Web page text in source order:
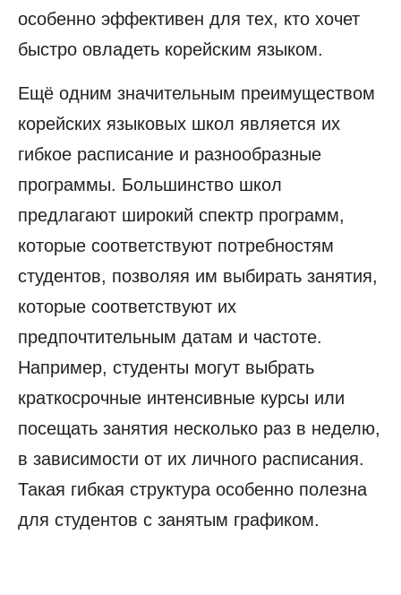
особенно эффективен для тех, кто хочет
быстро овладеть корейским языком.
Ещё одним значительным преимуществом
корейских языковых школ является их
гибкое расписание и разнообразные
программы. Большинство школ
предлагают широкий спектр программ,
которые соответствуют потребностям
студентов, позволяя им выбирать занятия,
которые соответствуют их
предпочтительным датам и частоте.
Например, студенты могут выбрать
краткосрочные интенсивные курсы или
посещать занятия несколько раз в неделю,
в зависимости от их личного расписания.
Такая гибкая структура особенно полезна
для студентов с занятым графиком.